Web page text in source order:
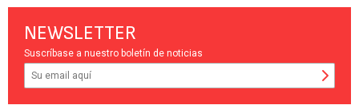
NEWSLETTER
Suscríbase a nuestro boletín de noticias